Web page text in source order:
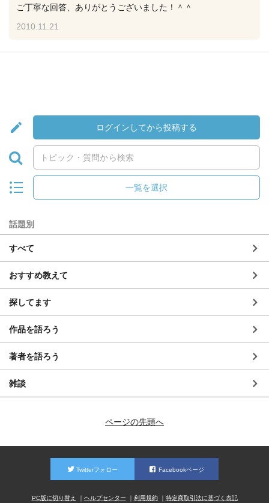
ご丁寧な回答、ありがとうございました！＾＾
2010.11.21
ログインしてから投稿する
一覧を選択
話題別
すべて
おすすめ教えて
探してます
作品を語ろう
著者を語ろう
雑談
ページの先頭へ
Twitterフォロー Facebookページ
PC版に切り替え ヘルプセンター 利用規約 特定商取引法に基づく表記